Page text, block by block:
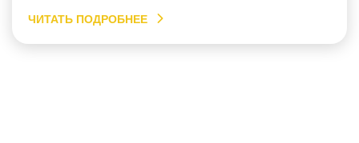
Они хотели просто выучить английский, а обрели
ЧИТАТЬ ПОДРОБНЕЕ